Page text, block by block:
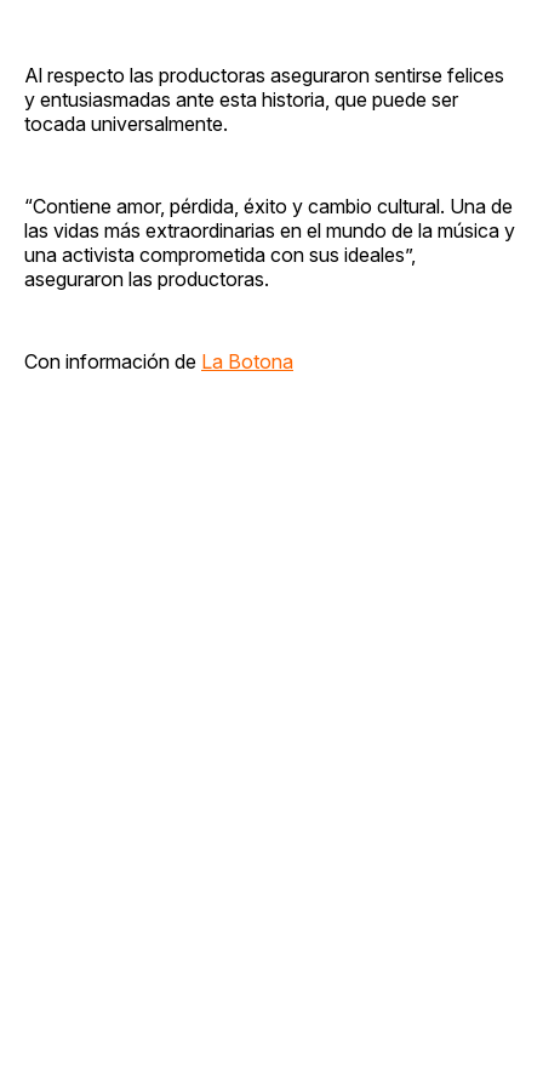
Al respecto las productoras aseguraron sentirse felices
y entusiasmadas ante esta historia, que puede ser
tocada universalmente.
“Contiene amor, pérdida, éxito y cambio cultural. Una de
las vidas más extraordinarias en el mundo de la música y
una activista comprometida con sus ideales”,
aseguraron las productoras.
Con información de La Botona